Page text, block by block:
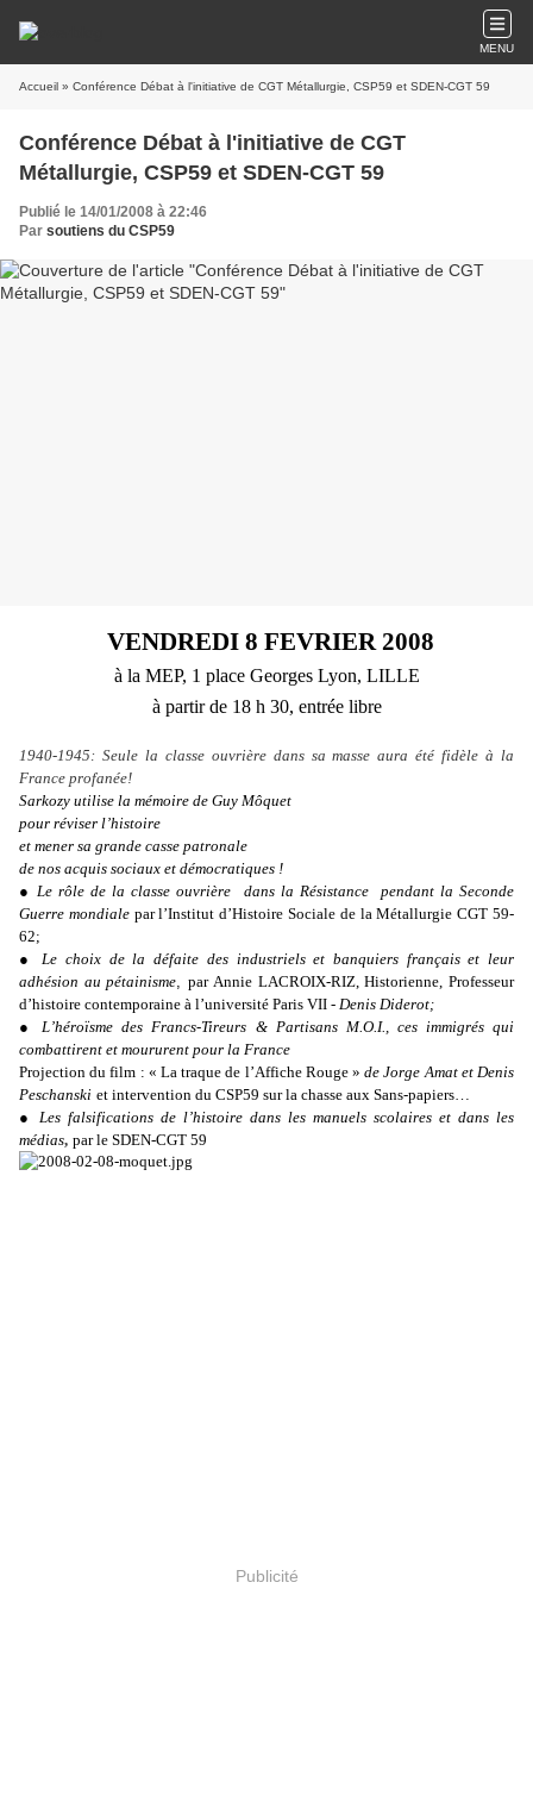
MENU
Accueil » Conférence Débat à l'initiative de CGT Métallurgie, CSP59 et SDEN-CGT 59
Conférence Débat à l'initiative de CGT
Métallurgie, CSP59 et SDEN-CGT 59
Publié le 14/01/2008 à 22:46
Par soutiens du CSP59
VENDREDI 8 FEVRIER 2008
à la MEP, 1 place Georges Lyon, LILLE
à partir de 18 h 30, entrée libre
1940-1945: Seule la classe ouvrière dans sa masse aura été fidèle à la
France profanée!
Sarkozy utilise la mémoire de Guy Môquet
pour réviser l’histoire
et mener sa grande casse patronale
de nos acquis sociaux et démocratiques !
●Lerôle de la classe ouvrière dans la Résistance pendant la Seconde
Guerre mondialepar l’Institut d’Histoire Sociale de la Métallurgie CGT 59-
62;
●
Le choix de la défaite des industriels et banquiers français et leur
adhésion au pétainisme, par Annie LACROIX-RIZ, Historienne, Professeur
d’histoire contemporaine à l’université Paris VII - Denis Diderot;
●L’héroïsme des Francs-Tireurs & Partisans M.O.I., ces immigrés qui
combattirent et moururent pour la France
Projection du film : « La traque de l’Affiche Rouge »de Jorge Amat et Denis
Peschanski et intervention du CSP59 sur la chasse aux Sans-papiers…
● Les falsifications de l’histoire dans les manuels scolaires et dans les
médias, par le SDEN-CGT 59
Publicité